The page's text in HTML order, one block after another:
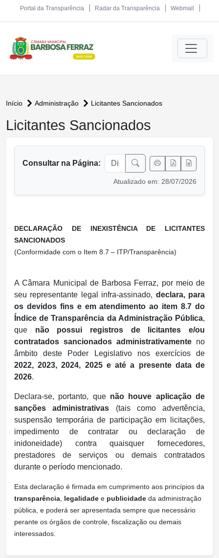
Portal da Transparência Radar da Transparência Webmail
Início Administração Licitantes Sancionados
conteúdo principal
Licitantes Sancionados
Consultar na Página:
Atualizado em: 28/07/2026
DECLARAÇÃO DE INEXISTÊNCIA DE LICITANTES
SANCIONADOS
(Conformidade com o Item 8.7 – ITP/Transparência)
A Câmara Municipal de Barbosa Ferraz, por meio de
seu representante legal infra-assinado, declara, para
os devidos fins e em atendimento ao item 8.7 do
Índice de Transparência da Administração Pública,
que não possui registros de licitantes e/ou
contratados sancionados administrativamente no
âmbito deste Poder Legislativo nos exercícios de
2022, 2023, 2024, 2025 e até a presente data de
2026.
Declara-se, portanto, que não houve aplicação de
sanções administrativas (tais como advertência,
suspensão temporária de participação em licitações,
impedimento de contratar ou declaração de
inidoneidade) contra quaisquer fornecedores,
prestadores de serviços ou demais contratados
durante o período mencionado.
Esta declaração é firmada em cumprimento aos princípios da
transparência, legalidade e publicidade da administração
pública, e poderá ser apresentada sempre que necessário
perante os órgãos de controle, fiscalização ou demais
interessados.